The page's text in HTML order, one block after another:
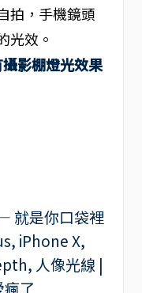
拍，手機鏡頭
光效。
影棚燈光效果